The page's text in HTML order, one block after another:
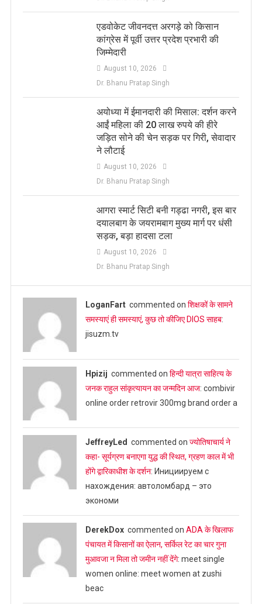
एडवोकेट जीवनदत्त अरगड़े को किसान
कांग्रेस में पूर्वी उत्तर प्रदेश प्रभारी की
जिम्मेदारी
August 10, 2026
Dr. Bhanu Pratap Singh
अयोध्या में ईमानदारी की मिसाल: दर्शन करने
आईं महिला की 20 लाख रुपये की हीरे
जड़ित सोने की चेन सड़क पर गिरी, सेवादार
ने लौटाई
August 10, 2026
Dr. Bhanu Pratap Singh
आगरा स्मार्ट सिटी बनी गड्ढा नगरी, इस बार
दयालबाग के जयरामबाग मुख्य मार्ग पर धंसी
सड़क, बड़ा हादसा टला
August 10, 2026
Dr. Bhanu Pratap Singh
LoganFart commented onशिक्षकों के सामने
समस्याएं ही समस्याएं, कुछ तो कीजिए DIOS साहब:
jisuzm.tv
Hpizij commented onहिन्दी यात्रा साहित्य के
जनक राहुल सांकृत्यायन का जन्‍मदिन आज: combivir
online order retrovir 300mg brand order a
JeffreyLed commented onज्योतिषाचार्य ने
कहा- सूर्यग्रण बनाएगा युद्ध की स्थित, ग्रहण काल में भी
होंगे द्वारिकाधीश के दर्शन: Инициируем с
нахождения: автоломбард – это
экономи
DerekDox commented onADA के खिलाफ
पंचायत में किसानों का ऐलान, सर्किल रेट का चार गुना
मुआवजा न मिला तो जमीन नहीं देंगे: meet single
women online: meet women at zushi
beac